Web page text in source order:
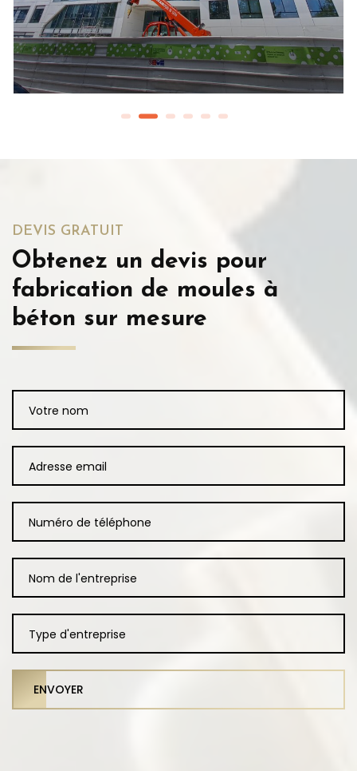
DEVIS GRATUIT
Obtenez un devis pour
fabrication de moules à
béton sur mesure
ENVOYER